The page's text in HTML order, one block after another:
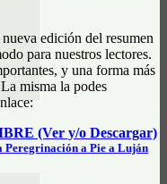
Peregrinación a Pie a Luján
edición del resumen
para nuestros lectores.
y una forma más
misma la podes
(Ver y/o Descargar)